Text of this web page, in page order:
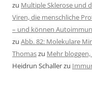
zu Multiple Sklerose und
Viren, die menschliche
– und können
zu Abb. 82: Molekulare
Thomaszu Mehr
Heidrun Schallerzu